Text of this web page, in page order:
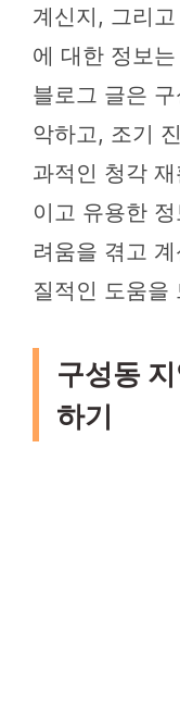
계신지, 그리
에 대한 정보
블로그 글은
악하고, 조기
과적인 청각
이고 유용한
려움을 겪고
질적인 도움을
구성동
하기